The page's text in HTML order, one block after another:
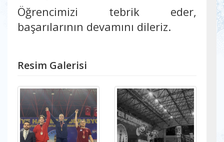
Öğrencimizi tebrik eder,
başarılarının devamını dileriz.
Resim Galerisi